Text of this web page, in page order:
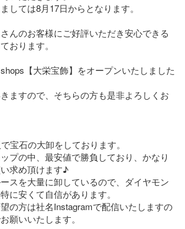
しては8月17日からとなります。
んのお客様にご好評いただき安心できる
おります。
【大栄宝飾】をオープンいたしました
ますので、そちらの方も是非よろしくお
宝石の大卸をしております。
プの中、最安値で勝負しており、かなり
求め頂けます♪
スを大量に卸しているので、ダイヤモン
に安くて自信があります。
の方は社名Instagramで配信いたしますの
願いいたします。